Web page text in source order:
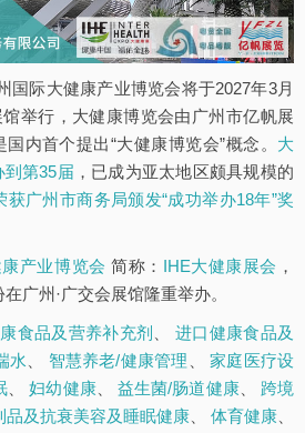
国际大健康产业博览会将于2027年3月
举行，大健康博览会由广州市亿帆展
内首个提出“大健康博览会”概念。 大
第35届 ，已成为亚太地区颇具规模的
获广州市商务局颁发“成功举办18年”奖
产业博览会 简称： IHE大健康展会 ，
广州·广交会展馆隆重举办。
食品及营养补充剂 、进口健康食品及
水 智慧养老/健康管理 、家庭医疗设
、妇幼健康、 益生菌/肠道健康、 跨境
品及抗衰美容及睡眠健康 体育健康